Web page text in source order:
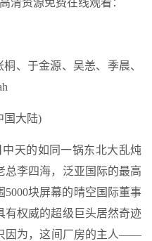
清资源免费在线观看：
、于金源、吴恙、季晨、
国大陆)
天的如同一锅东北大乱炖
总李四海，泛亚国际的最高
块屏幕的晴空国际董事
有权威的超级巨头居然奇迹
因为，这间厂房的主人——